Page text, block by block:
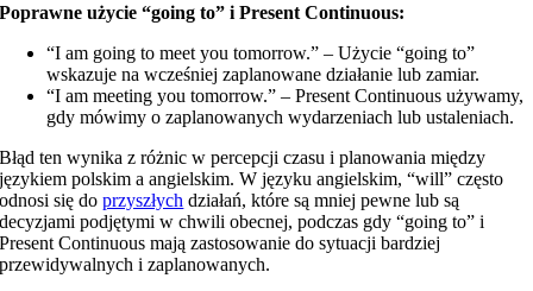
Poprawne użycie “going to” i Present Continuous:
“I am going to meet you tomorrow.” – Użycie “going to”
wskazuje na wcześniej zaplanowane działanie lub zamiar.
“I am meeting you tomorrow.” – Present Continuous używamy,
gdy mówimy o zaplanowanych wydarzeniach lub ustaleniach.
Błąd ten wynika z różnic w percepcji czasu i planowania między
językiem polskim a angielskim. W języku angielskim, “will” często
odnosi się doprzyszłych działań, które są mniej pewne lub są
decyzjami podjętymi w chwili obecnej, podczas gdy “going to” i
Present Continuous mają zastosowanie do sytuacji bardziej
przewidywalnych i zaplanowanych.